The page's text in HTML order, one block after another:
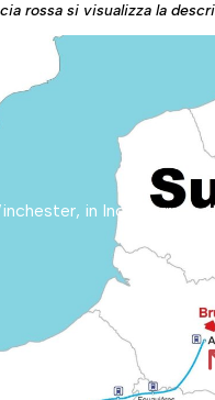
rossa si visualizza la